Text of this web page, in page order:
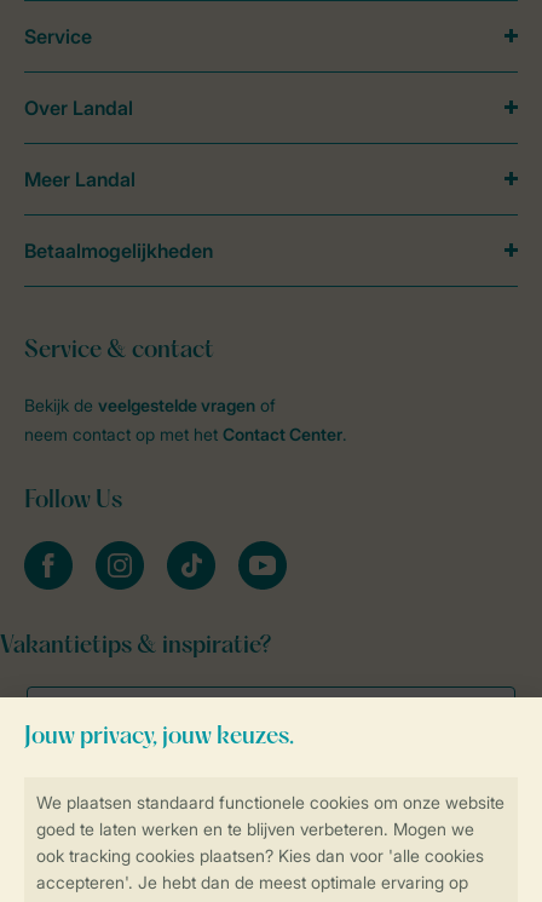
Veilig en snel online boeken
Service & contact
Bekijk de veelgestelde vragen of
neem contact op met het Contact Center.
Follow Us
facebookinstagramtiktok youtube
Vakantietips & inspiratie?
Service
Over Landal
Meer Landal
Betaalmogelijkheden